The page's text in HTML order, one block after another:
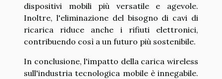
dispositivi mobili più versatile e agevole.
Inoltre, l'eliminazione del bisogno di cavi di
ricarica riduce anche i rifiuti elettronici,
contribuendo così a un futuro più sostenibile.
In conclusione, l'impatto della carica wireless
sull'industria tecnologica mobile è innegabile.